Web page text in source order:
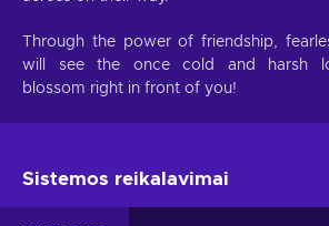
Through the power of friendship,
will see the once cold and harsh
blossom right in front of you!
Sistemos reikalavimai